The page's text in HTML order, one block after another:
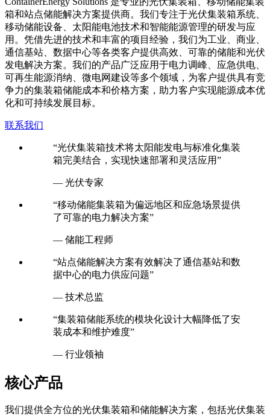
箱和站点储能解决方案提供商。我们专注于光伏集装箱系统、
移动储能设备、太阳能电池技术和智能能源管理的研发与应
用。凭借先进的技术和丰富的项目经验，我们为工业、商业、
通信基站、数据中心等各类客户提供高效、可靠的储能和光伏
发电解决方案。我们的产品广泛应用于电力调峰、应急供电、
可再生能源消纳、微电网建设等多个领域，为客户提供具有竞
争力的集装箱储能成本和价格方案，助力客户实现能源成本优
化和可持续发展目标。
联系我们
“光伏集装箱技术将太阳能发电与标准化集装
箱完美结合，实现快速部署和灵活应用”
— 光伏专家
“移动储能集装箱为偏远地区和应急场景提供
了可靠的电力解决方案”
— 储能工程师
“站点储能解决方案有效解决了通信基站和数
据中心的电力供应问题”
— 技术总监
“集装箱储能系统的模块化设计大幅降低了安
装成本和维护难度”
— 行业领袖
核心产品
我们提供全方位的光伏集装箱和储能解决方案，包括光伏集装